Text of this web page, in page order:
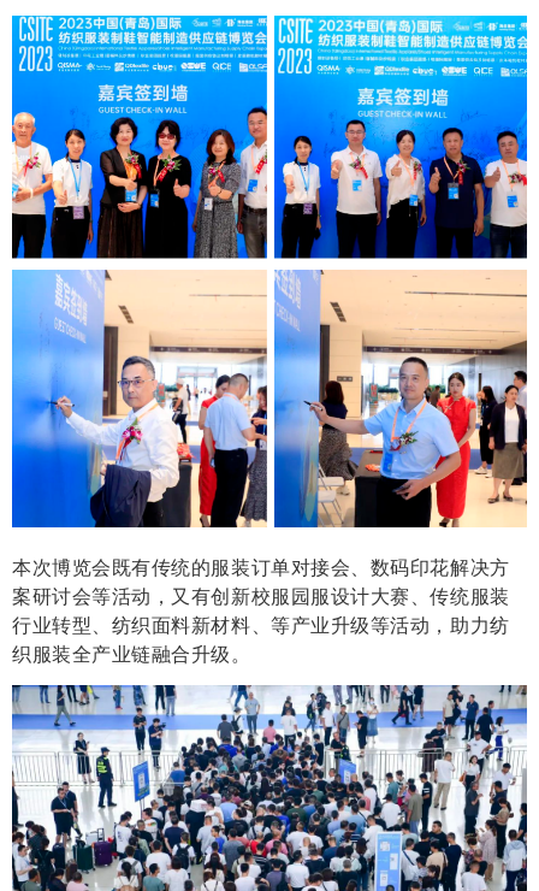
本次博览会既有传统的服装订单对接会、数码印花解决方
案研讨会等活动，又有创新校服园服设计大赛、传统服装
行业转型、纺织面料新材料、等产业升级等活动，助力纺
织服装全产业链融合升级。